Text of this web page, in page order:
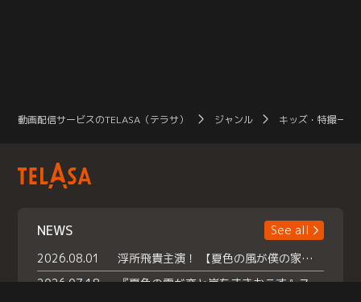
動画配信サービスのTELASA（テラサ） ジャンル キッズ・特撮一覧
NEWS
See all
2026.08.01
浮所飛貴主演！ 【夏色の風が僕の家にやってきた】 本日よりテラサで独占配信スタート！
2026.07.18
『夏色の雲が恋と嵐をまきおこす』スペシャルメイキング 【Part1】2026年７月18日（土）23時30分～配信スタート！話題のシーンの裏側を大公開！豪華キャスト大集合！ 『武宮家 真夏の家族会議』開催！